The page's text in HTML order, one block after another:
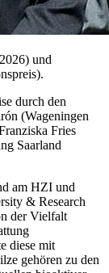
und
durch den
(Wageningen
Fries
Saarland
am HZI und
& Research
der Vielfalt
diese mit
gehören zu den